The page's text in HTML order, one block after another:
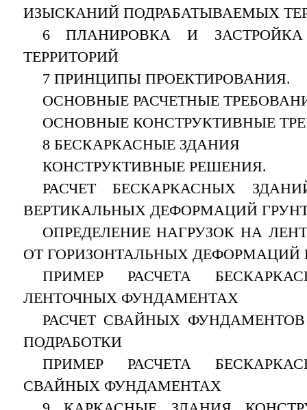
ИЗЫСКАНИЙ ПОДРАБАТЫВАЕМЫХ
6 ПЛАНИРОВКА И ЗАСТРОЙКА
ТЕРРИТОРИЙ
7 ПРИНЦИПЫ ПРОЕКТИРОВАНИЯ.
ОСНОВНЫЕ РАСЧЕТНЫЕ
ОСНОВНЫЕ КОНСТРУКТИВНЫЕ
8 БЕСКАРКАСНЫЕ ЗДАНИЯ
КОНСТРУКТИВНЫЕ РЕШЕНИЯ.
РАСЧЕТ БЕСКАРКАСНЫХ
ВЕРТИКАЛЬНЫХ ДЕФОРМАЦИЙ
ОПРЕДЕЛЕНИЕ НАГРУЗОК НА
ОТ ГОРИЗОНТАЛЬНЫХ ДЕФОРМАЦИЙ
ПРИМЕР РАСЧЕТА
ЛЕНТОЧНЫХ ФУНДАМЕНТАХ
РАСЧЕТ СВАЙНЫХ
ПОДРАБОТКИ
ПРИМЕР РАСЧЕТА
СВАЙНЫХ ФУНДАМЕНТАХ